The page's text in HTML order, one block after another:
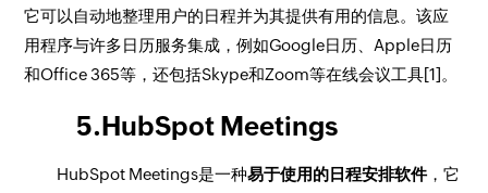
它可以自动地整理用户的日程并为其提供有用的信息。该应
用程序与许多日历服务集成，例如Google日历、Apple日历
和Office 365等，还包括Skype和Zoom等在线会议工具[1]。
5.HubSpot Meetings
HubSpot Meetings是一种易于使用的日程安排软件，它